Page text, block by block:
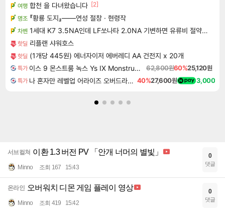
여행 합천 을 다녀왔습니다 [2]
명조 『황룡 도지』——연성 절창 · 현령작
차벤 1세대 K7 3.5NA인데 LF쏘나타 2.0NA 기변하면 유류비 절약이 얼마나 될까요..?
핫딜 리플랜 샤워호스
핫딜 (1개당 445원) 에너자이저 에버레디 AA 건전지 x 20개
특가 이스 9 몬스트룸 녹스 Ys IX Monstrum Nox 62,800원60%25,120원
특가 나 혼자만 레벨업 어라이즈 오버드라이브 Solo Leveling Arise 40%27,600원 3,000
서브컬쳐 이환 1.3 버전 PV 「안개 너머의 별빛」
Minno 조회 167 15:43
0
댓글
온라인 오버워치 디몬 게임 플레이 영상
Minno 조회 419 15:42
0
댓글